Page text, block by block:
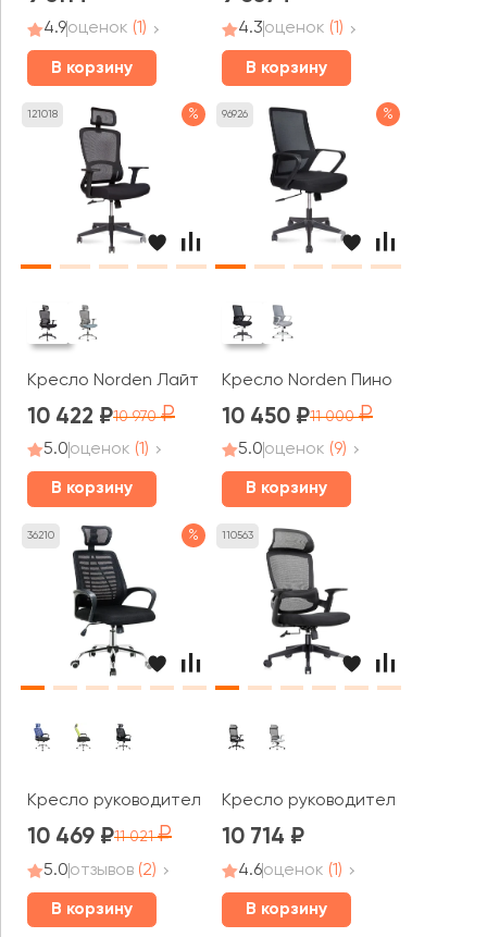
4.9оценок (1)
В корзину
4.3оценок (1)
В корзину
121018 %
Кресло Norden Лайт / Light
10 422 10 970
5.0оценок (1)
В корзину
96926 %
Кресло Norden Пино / Pino
10 450 11 000
5.0оценок (9)
В корзину
36210 %
Кресло руководителя AL 777
10 469 11 021
5.0отзывов (2)
В корзину
110563
Кресло руководителя RV
10 714
4.6оценок (1)
В корзину